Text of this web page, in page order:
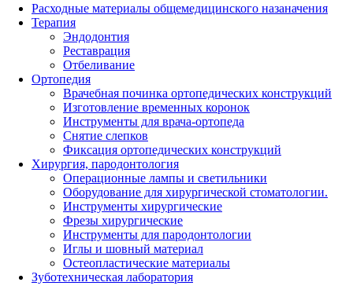
Расходные материалы общемедицинского назаначения
Терапия
Эндодонтия
Реставрация
Отбеливание
Ортопедия
Врачебная починка ортопедических конструкций
Изготовление временных коронок
Инструменты для врача-ортопеда
Снятие слепков
Фиксация ортопедических конструкций
Хирургия, пародонтология
Операционные лампы и светильники
Оборудование для хирургической стоматологии.
Инструменты хирургические
Фрезы хирургические
Инструменты для пародонтологии
Иглы и шовный материал
Остеопластические материалы
Зуботехническая лаборатория